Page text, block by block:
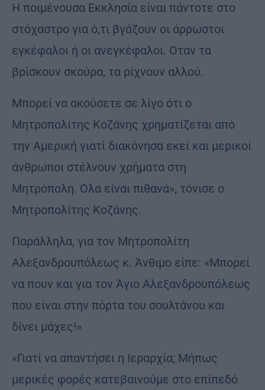
Η ποιμένουσα Εκκλησία είναι πάντοτε στο
στόχαστρο για ό,τι βγάζουν οι άρρωστοι
εγκέφαλοι ή οι ανεγκέφαλοι. Οταν τα
βρίσκουν σκούρα, τα ρίχνουν αλλού.
Μπορεί να ακούσετε σε λίγο ότι ο
Μητροπολίτης Κοζάνης χρηματίζεται από
την Αμερική γιατί διακόνησα εκεί και μερικοί
άνθρωποι στέλνουν χρήματα στη
Μητρόπολη. Ολα είναι πιθανά», τόνισε ο
Μητροπολίτης Κοζάνης.
Παράλληλα, για τον Μητροπολίτη
Αλεξανδρουπόλεως κ. Άνθιμο είπε: «Μπορεί
να πουν και για τον Άγιο Αλεξανδρουπόλεως
που είναι στην πόρτα του σουλτάνου και
δίνει μάχες!»
«Γιατί να απαντήσει η Ιεραρχία; Μήπως
μερικές φορές κατεβαινούμε στο επίπεδό